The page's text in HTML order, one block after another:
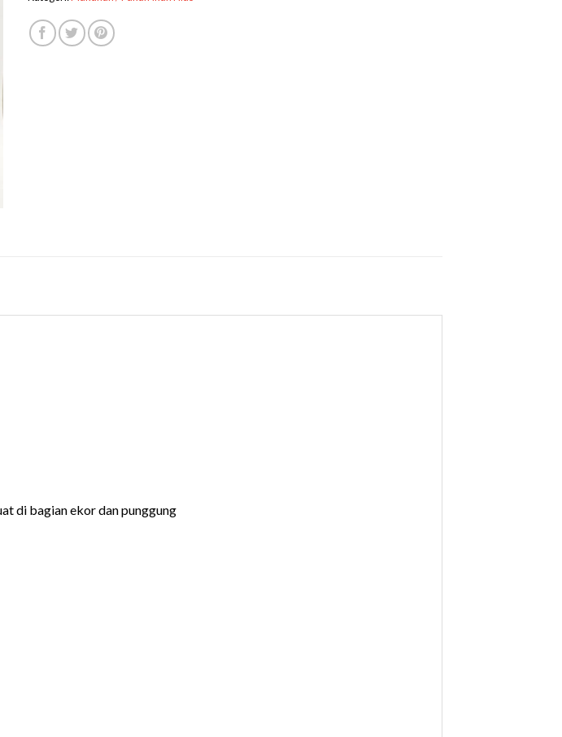
di bagian ekor dan punggung